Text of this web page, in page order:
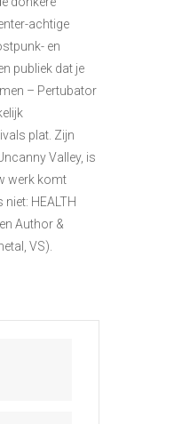
achtige
en
publiek dat je
– Pertubator
plat. Zijn
Valley, is
werk komt
HEALTH
Author &
VS).